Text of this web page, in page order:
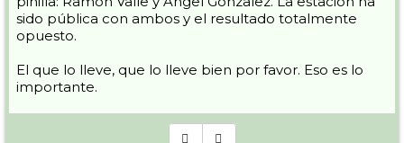
sido pública con ambos y el resultado totalmente
opuesto.
El que lo lleve, que lo lleve bien por favor. Eso es lo
importante.